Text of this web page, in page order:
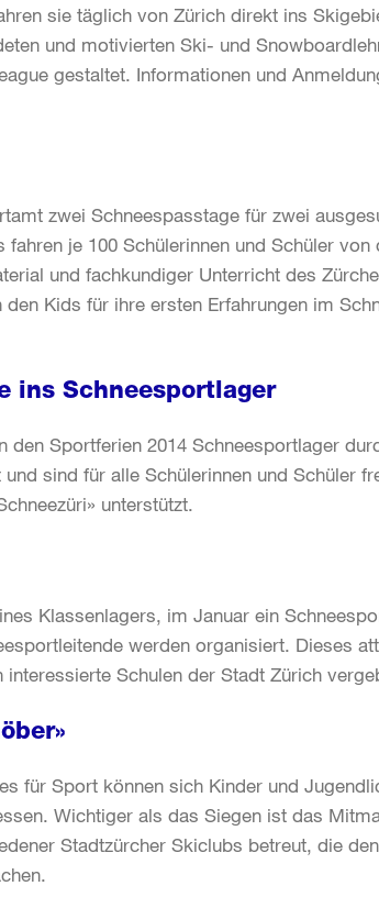
sie täglich von Zürich direkt ins
und motivierten Ski- und
gestaltet. Informationen und
zwei Schneespasstage für zwei
je 100 Schülerinnen und Schüler von
und fachkundiger Unterricht des
Kids für ihre ersten Erfahrungen im
ins Schneesportlager
den Sportferien 2014 Schneesportlager
sind für alle Schülerinnen und Schüler
unterstützt.
Klassenlagers, im Januar ein
werden organisiert. Dieses
Schulen der Stadt Zürich
für Sport können sich Kinder und
Wichtiger als das Siegen ist das
Stadtzürcher Skiclubs betreut, die